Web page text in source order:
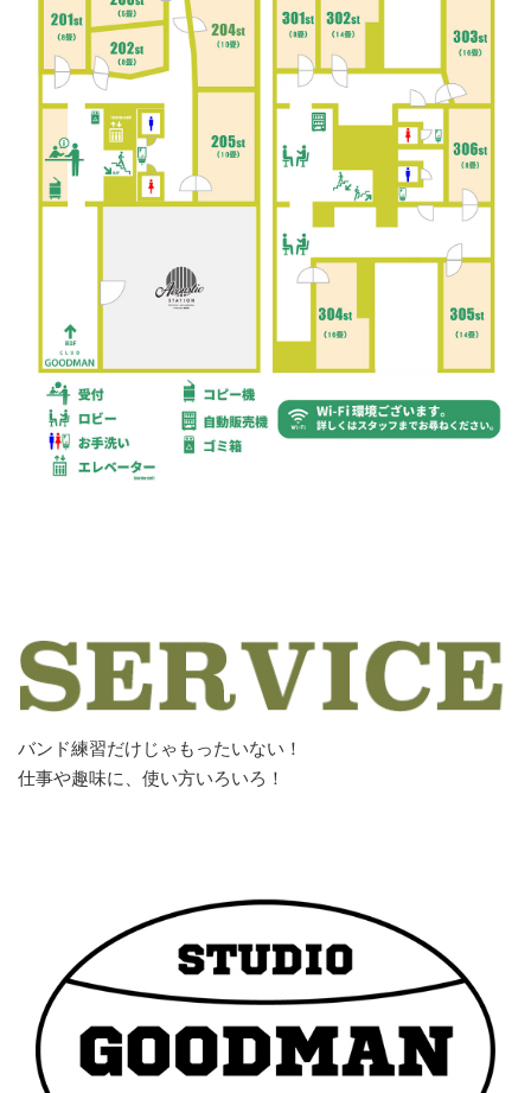
バンド練習だけじゃもったいない！
仕事や趣味に、使い方いろいろ！